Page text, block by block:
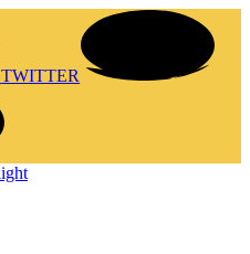
TWITTER